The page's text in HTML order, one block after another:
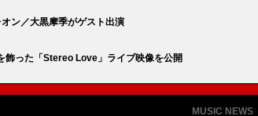
ン／大黒摩季がゲスト出演
った「Stereo Love」ライブ映像を公開
MUSIC NEWS